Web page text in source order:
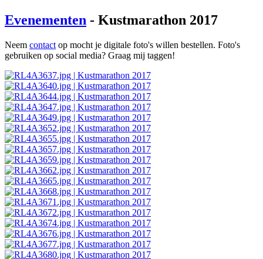
Evenementen - Kustmarathon 2017
Neem contact op mocht je digitale foto's willen bestellen. Foto's
gebruiken op social media? Graag mij taggen!